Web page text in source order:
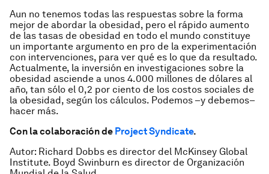
Aun no tenemos todas las respuestas sobre la forma
mejor de abordar la obesidad, pero el rápido aumento
de las tasas de obesidad en todo el mundo constituye
un importante argumento en pro de la experimentación
con intervenciones, para ver qué es lo que da resultado.
Actualmente, la inversión en investigaciones sobre la
obesidad asciende a unos 4.000 millones de dólares al
año, tan sólo el 0,2 por ciento de los costos sociales de
la obesidad, según los cálculos. Podemos –y debemos–
hacer más.
Con la colaboración de Project Syndicate.
Autor: Richard Dobbs es director del McKinsey Global
Institute. Boyd Swinburn es director de Organización